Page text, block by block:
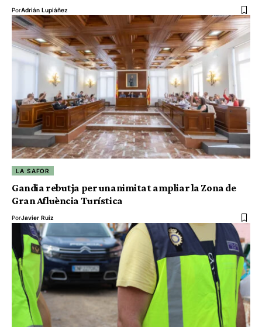
PorAdrián Lupiáñez
LA SAFOR
Gandia rebutja per unanimitat ampliar la Zona de
Gran Afluència Turística
PorJavier Ruiz